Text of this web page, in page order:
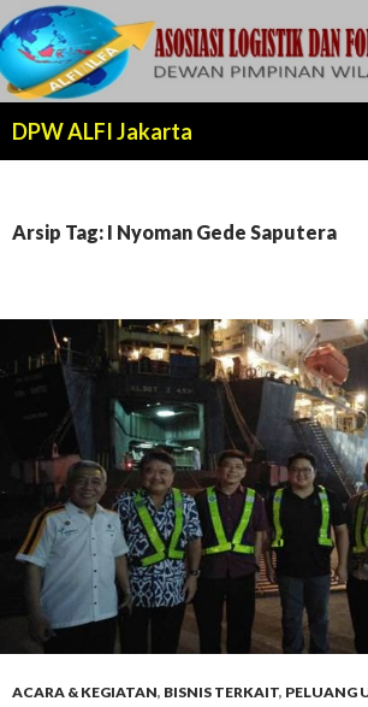
DPW ALFI Jakarta
Arsip Tag: I Nyoman Gede Saputera
ACARA & KEGIATAN, BISNIS TERKAIT, PELUANG